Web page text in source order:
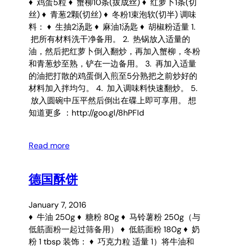
♦ 鸡蛋5粒 ♦ 蟹柳10条(拔成丝) ♦ 红萝卜1条(切
丝) ♦ 青葱2颗(切丝) ♦ 冬粉1束泡软(切半) 调味
料： ♦ 生抽2汤匙 ♦ 麻油1汤匙 ♦ 胡椒粉适量 1.
把所有材料洗干净备用。 2. 热锅放入适量的
油，然后把红萝卜倒入翻炒，再加入蟹柳，冬粉
和青葱炒至熟，铲在一边备用。 3. 再加入适量
的油把打散的鸡蛋倒入煎至5分熟把之前炒好的
材料加入拌均匀。 4. 加入调味料快速翻炒。 5.
放入圆碗中压平然后倒出在碟上即可享用。 想
知道更多 ：http://goo.gl/8hPFId
Read more
德国酥饼
January 7, 2016
♦ 牛油 250g ♦ 糖粉 80g ♦ 马铃薯粉 250g（与
低筋面粉一起过筛备用） ♦ 低筋面粉 180g ♦ 奶
粉 1 tbsp 装饰： ♦ 巧克力粒 适量 1）将牛油和